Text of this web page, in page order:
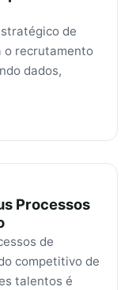
de
o recrutamento
dados,
Processos
de
competitivo de
talentos é